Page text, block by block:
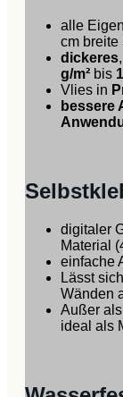
alle
cm breite
dickeres,
g/m² bis
Vlies in
bessere
digitaler
Material
einfache
Lässt
Wänden
Außer
ideal als